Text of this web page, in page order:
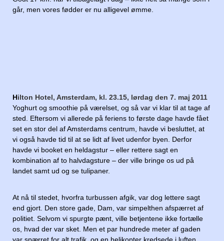
går, men vores fødder er nu alligevel ømme.
Hilton Hotel, Amsterdam, kl. 23.15, lørdag den 7. maj 2011
Yoghurt og smoothie på værelset, og så var vi klar til at tage af
sted. Eftersom vi allerede på feriens to første dage havde fået
set en stor del af Amsterdams centrum, havde vi besluttet, at
vi også havde tid til at se lidt af livet udenfor byen. Derfor
havde vi booket en heldagstur – eller rettere sagt en
kombination af to halvdagsture – der ville bringe os ud på
landet samt ud og se tulipaner.
At nå til stedet, hvorfra turbussen afgik, var dog lettere sagt
end gjort. Den store gade, Dam, var simpelthen afspærret af
politiet. Selvom vi spurgte pænt, ville betjentene ikke fortælle
os, hvad der var sket. Men et par hundrede meter af gaden
var spærret for alt trafik, og en helikopter kredsede i luften